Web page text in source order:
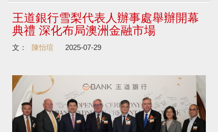
王道銀行雪梨代表人辦事處舉辦開幕
典禮 深化布局澳洲金融市場
文： 陳怡瑄 2025-07-29